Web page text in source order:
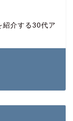
紹介する30代ア